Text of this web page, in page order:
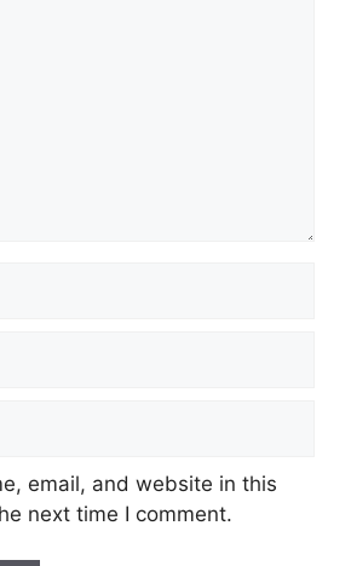
email, and website in this
next time I comment.